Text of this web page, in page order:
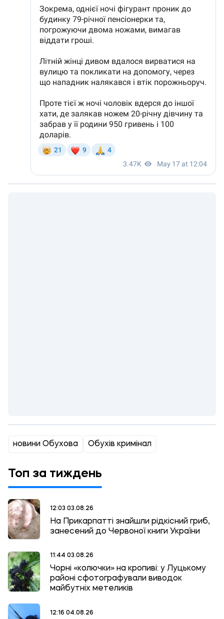
новини Обухова Обухів кримінал
Топ за тиждень
12:03 03.08.26
На Прикарпатті знайшли рідкісний гриб,
занесений до Червоної книги України
11:44 03.08.26
Чорні «колючки» на кропиві: у Луцькому
районі сфотографували виводок
майбутніх метеликів
12:16 04.08.26